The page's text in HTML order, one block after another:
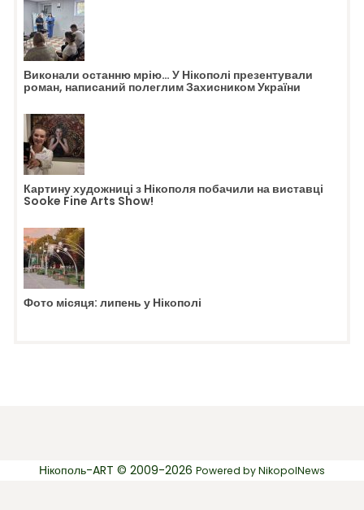
Виконали останню мрію… У Нікополі презентували
роман, написаний полеглим Захисником України
Картину художниці з Нікополя побачили на виставці
Sooke Fine Arts Show!
Фото місяця: липень у Нікополі
Нікополь-ART © 2009-2026 Powered byNikopolNews